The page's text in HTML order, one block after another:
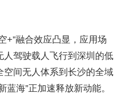
+”融合效应凸显，应用场
人驾驶载人飞行到深圳的低
空间无人体系到长沙的全域
蓝海”正加速释放新动能。